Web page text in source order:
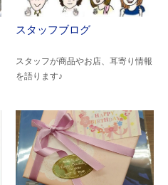
スタッフブログ
スタッフが商品やお店、耳寄り情報
を語ります♪